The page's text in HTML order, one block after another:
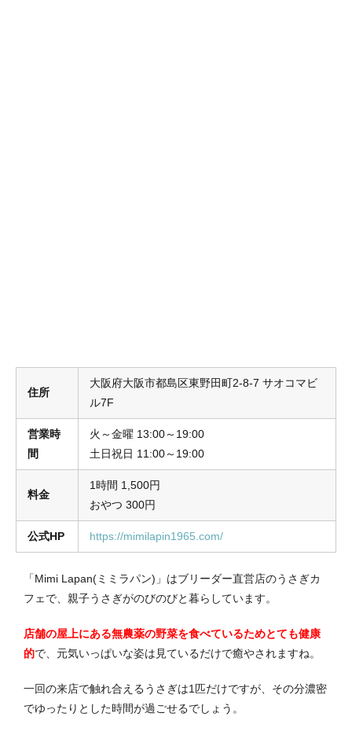
住所
大阪府大阪市都島区東野田町2-8-7 サオコマビ
ル7F
営業時
間
火～金曜 13:00～19:00
土日祝日 11:00～19:00
料金
1時間 1,500円
おやつ 300円
公式HP https://mimilapin1965.com/
「Mimi Lapan(ミミラパン)」はブリーダー直営店のうさぎカ
フェで、親子うさぎがのびのびと暮らしています。
店舗の屋上にある無農薬の野菜を食べているためとても健康
的で、元気いっぱいな姿は見ているだけで癒やされますね。
一回の来店で触れ合えるうさぎは1匹だけですが、その分濃密
でゆったりとした時間が過ごせるでしょう。